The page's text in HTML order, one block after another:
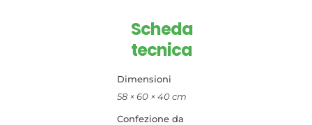
Scheda
tecnica
Dimensioni
58 × 60 × 40 cm
Confezione da